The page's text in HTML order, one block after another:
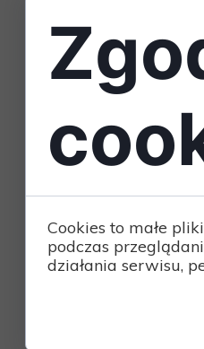
Cookies to małe
podczas
działania serwisu,